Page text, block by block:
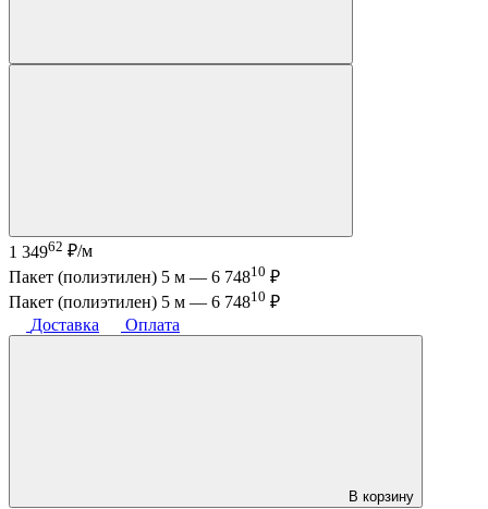
1 34962 ₽/м
Пакет (полиэтилен) 5 м — 6 74810 ₽
Пакет (полиэтилен) 5 м — 6 74810 ₽
Доставка
Оплата
В корзину